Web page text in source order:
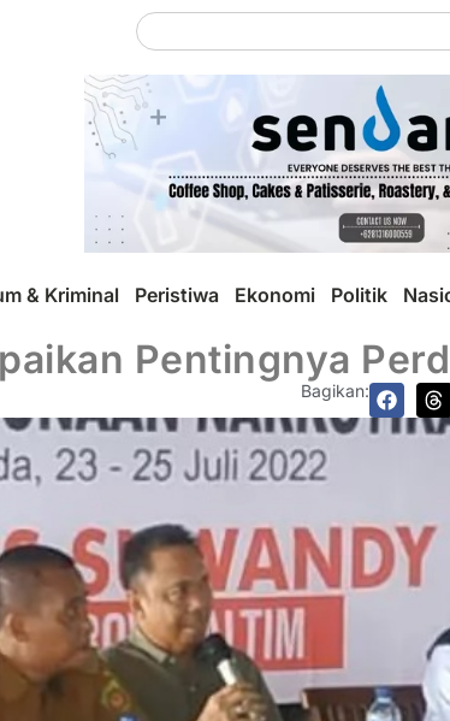
& Kriminal Peristiwa Ekonomi Politik
Pentingnya
Bagikan: